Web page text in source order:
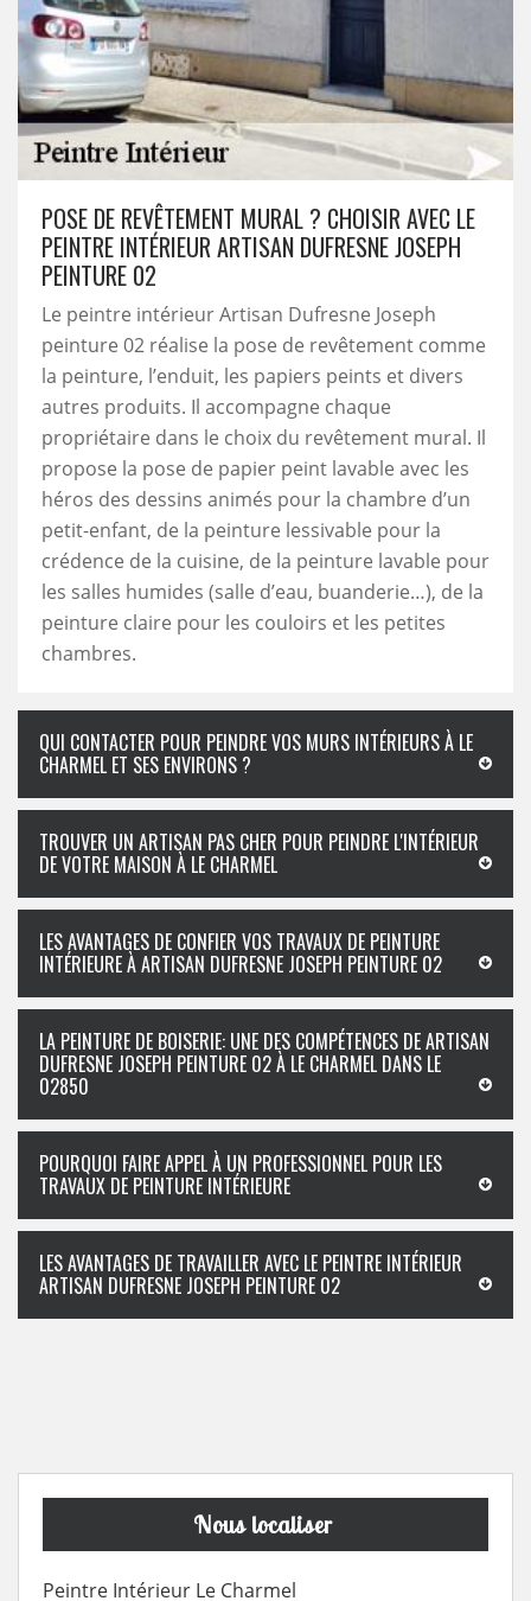
POSE DE REVÊTEMENT MURAL ? CHOISIR AVEC LE
PEINTRE INTÉRIEUR ARTISAN DUFRESNE JOSEPH
PEINTURE 02
Le peintre intérieur Artisan Dufresne Joseph
peinture 02 réalise la pose de revêtement comme
la peinture, l’enduit, les papiers peints et divers
autres produits. Il accompagne chaque
propriétaire dans le choix du revêtement mural. Il
propose la pose de papier peint lavable avec les
héros des dessins animés pour la chambre d’un
petit-enfant, de la peinture lessivable pour la
crédence de la cuisine, de la peinture lavable pour
les salles humides (salle d’eau, buanderie…), de la
peinture claire pour les couloirs et les petites
chambres.
QUI CONTACTER POUR PEINDRE VOS MURS INTÉRIEURS À LE
CHARMEL ET SES ENVIRONS ?
TROUVER UN ARTISAN PAS CHER POUR PEINDRE L'INTÉRIEUR
DE VOTRE MAISON À LE CHARMEL
LES AVANTAGES DE CONFIER VOS TRAVAUX DE PEINTURE
INTÉRIEURE À ARTISAN DUFRESNE JOSEPH PEINTURE 02
LA PEINTURE DE BOISERIE: UNE DES COMPÉTENCES DE ARTISAN
DUFRESNE JOSEPH PEINTURE 02 À LE CHARMEL DANS LE
02850
POURQUOI FAIRE APPEL À UN PROFESSIONNEL POUR LES
TRAVAUX DE PEINTURE INTÉRIEURE
LES AVANTAGES DE TRAVAILLER AVEC LE PEINTRE INTÉRIEUR
ARTISAN DUFRESNE JOSEPH PEINTURE 02
Nous localiser
Peintre Intérieur Le Charmel